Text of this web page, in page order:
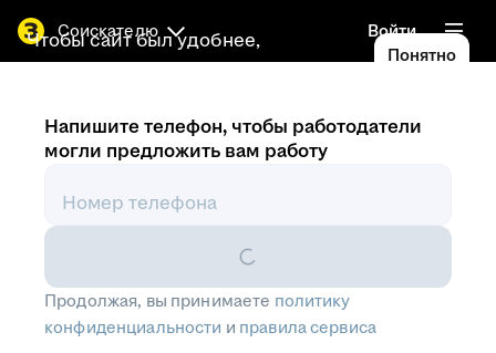
Чтобы сайт был удобнее,
используем cookies
Понятно
Соискателю Войти
Напишите телефон, чтобы работодатели
могли предложить вам работу
Номер телефона
Продолжая, вы принимаете политику
конфиденциальности и правила сервиса